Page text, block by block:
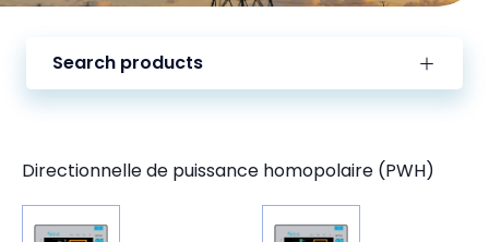
Search products
Directionnelle de puissance homopolaire (PWH)